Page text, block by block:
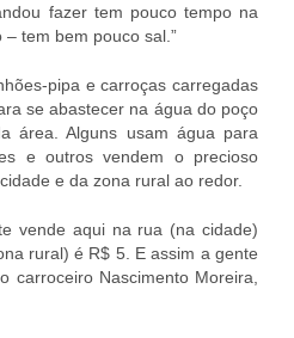
fazer tem pouco tempo na
tem bem pouco sal.”
pipa e carroças carregadas
se abastecer na água do poço
área. Alguns usam água para
e outros vendem o precioso
e da zona rural ao redor.
vende aqui na rua (na cidade)
rural) é R$ 5. E assim a gente
carroceiro Nascimento Moreira,